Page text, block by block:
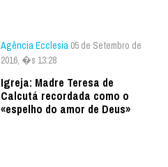
Agência Ecclesia 05 de Setembro de
2016, �s 13:28
Igreja: Madre Teresa de
Calcutá recordada como o
«espelho do amor de Deus»